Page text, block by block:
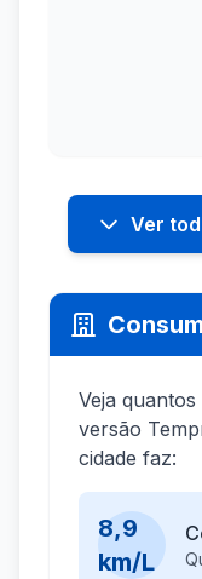
Ver
Veja
versão
cidade faz:
8,9
km/L